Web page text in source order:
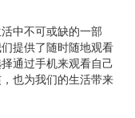
中不可或缺的一部
提供了随时随地观看
通过手机来观看自己
也为我们的生活带来